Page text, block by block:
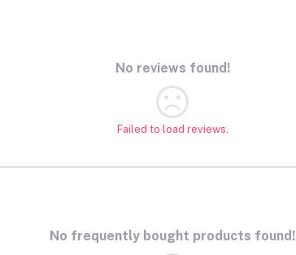
No reviews found!
Failed to load reviews.
No frequently bought products found!